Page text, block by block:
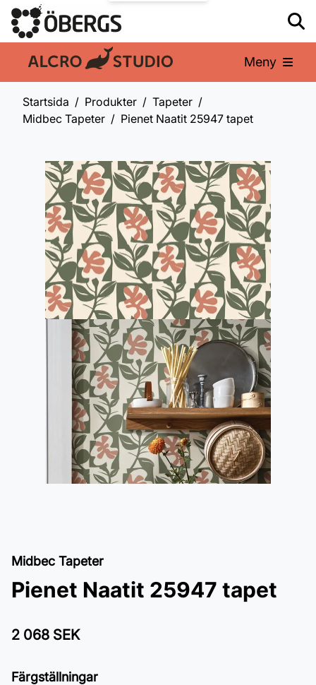
En del av: Meny
Startsida Produkter
Tapeter
Midbec Tapeter
Pienet Naatit 25947 tapet
Midbec Tapeter
Pienet Naatit 25947 tapet
2 068 SEK
Färgställningar